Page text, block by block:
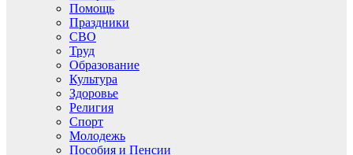
Помощь
Праздники
СВО
Труд
Образование
Культура
Здоровье
Религия
Спорт
Молодежь
Пособия и Пенсии